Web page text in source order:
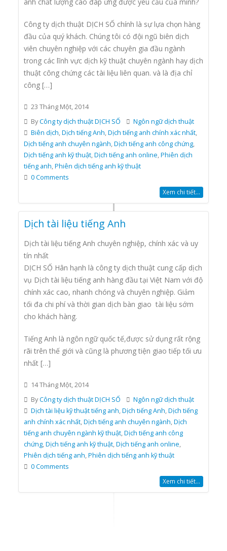
Công ty dịch thuật DỊCH SỐ chính là sự lựa chọn hàng
đầu của quý khách. Chúng tôi có đội ngũ biên dịch
viên chuyên nghiệp với các chuyên gia đầu ngành
trong các lĩnh vực dịch kỹ thuật chuyên ngành hay dịch
thuật công chứng các tài liệu liên quan. và là địa chỉ
công […]
23 Tháng Một, 2014
ByCông ty dịch thuật DỊCH SỐ
Ngôn ngữ dịch thuật
Biên dịch,Dịch tiếng Anh,Dịch tiếng anh chính xác nhất,
Dịch tiếng anh chuyên ngành,Dịch tiếng anh công chứng,
Dịch tiếng anh kỹ thuật,Dịch tiếng anh online,Phiên dịch
tiếng anh,Phiên dịch tiếng anh kỹ thuật
0 Comments
Xem chi tiết...
Dịch tài liệu tiếng Anh
Dịch tài liệu tiếng Anh chuyên nghiệp, chính xác và uy
tín nhất
DỊCH SỐ Hân hạnh là công ty dịch thuật cung cấp dịch
vụ Dịch tài liệu tiếng anh hàng đầu tại Việt Nam với độ
chính xác cao, nhanh chóng và chuyên nghiệp. Giảm
tối đa chi phí và thời gian dịch bàn giao tài liệu sớm
cho khách hàng.
Tiếng Anh là ngôn ngữ quốc tế,được sử dụng rất rộng
rãi trên thế giới và cũng là phương tiện giao tiếp tối ưu
nhất […]
14 Tháng Một, 2014
ByCông ty dịch thuật DỊCH SỐ
Ngôn ngữ dịch thuật
Dịch tài liệu kỹ thuật tiếng anh,Dịch tiếng Anh,Dịch tiếng
anh chính xác nhất,Dịch tiếng anh chuyên ngành,Dịch
tiếng anh chuyên ngành kỹ thuật,Dịch tiếng anh công
chứng,Dịch tiếng anh kỹ thuật,Dịch tiếng anh online,
Phiên dịch tiếng anh,Phiên dịch tiếng anh kỹ thuật
0 Comments
Xem chi tiết...